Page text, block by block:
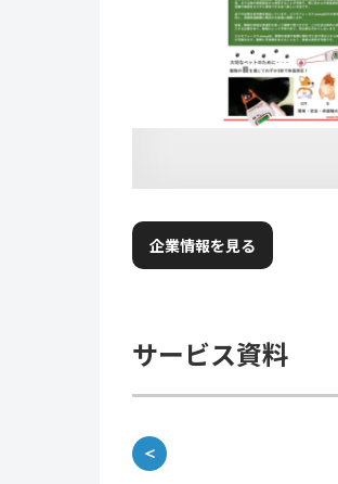
企業情報を見る
サービス資料
＜